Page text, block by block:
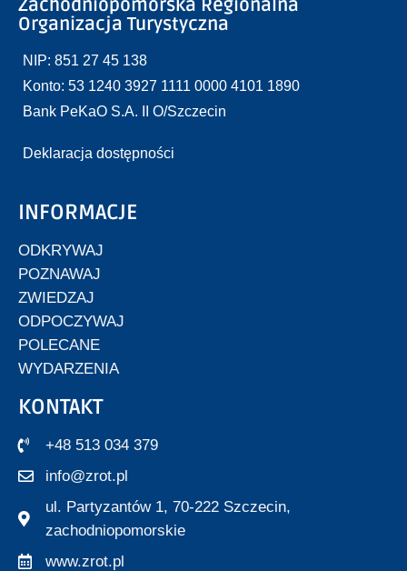
Zachodniopomorska Regionalna
Organizacja Turystyczna
NIP: 851 27 45 138
Konto: 53 1240 3927 1111 0000 4101 1890
Bank PeKaO S.A. II O/Szczecin
Deklaracja dostępności
INFORMACJE
ODKRYWAJ
POZNAWAJ
ZWIEDZAJ
ODPOCZYWAJ
POLECANE
WYDARZENIA
KONTAKT
+48 513 034 379
info@zrot.pl
ul. Partyzantów 1, 70-222 Szczecin,
zachodniopomorskie
www.zrot.pl